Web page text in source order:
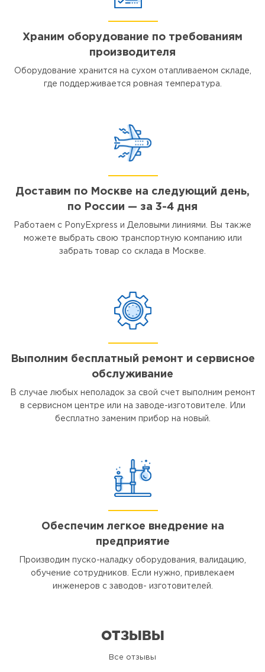
Храним оборудование по требованиям
производителя
Оборудование хранится на сухом отапливаемом складе,
где поддерживается ровная температура.
Доставим по Москве на следующий день,
по России — за 3-4 дня
Работаем с PonyExpress и Деловыми линиями. Вы также
можете выбрать свою транспортную компанию или
забрать товар со склада в Москве.
Выполним бесплатный ремонт и сервисное
обслуживание
В случае любых неполадок за свой счет выполним ремонт
в сервисном центре или на заводе-изготовителе. Или
бесплатно заменим прибор на новый.
Обеспечим легкое внедрение на
предприятие
Производим пуско-наладку оборудования, валидацию,
обучение сотрудников. Если нужно, привлекаем
инженеров с заводов- изготовителей.
ОТЗЫВЫ
Все отзывы